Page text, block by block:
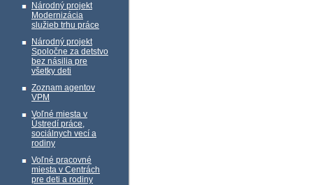
Národný projekt
Modernizácia
služieb trhu práce
Národný projekt
Spoločne za detstvo
bez násilia pre
všetky deti
Zoznam agentov
VPM
Voľné miesta v
Ústredí práce,
sociálnych vecí a
rodiny
Voľné pracovné
miesta v Centrách
pre deti a rodiny